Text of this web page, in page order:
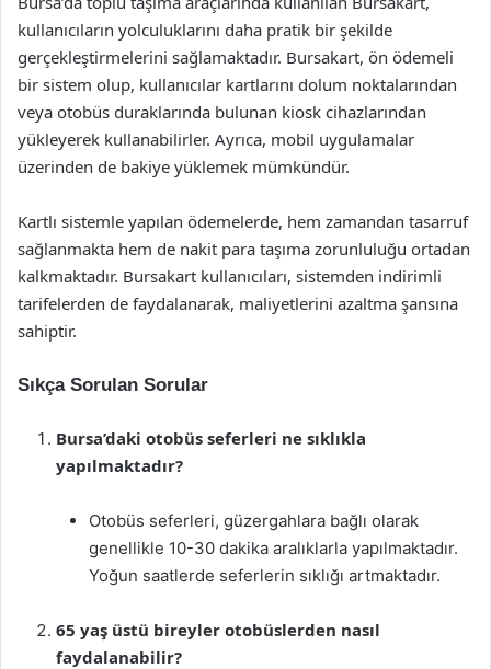
kullanıcıların yolculuklarını daha pratik bir şekilde
gerçekleştirmelerini sağlamaktadır. Bursakart, ön ödemeli
bir sistem olup, kullanıcılar kartlarını dolum noktalarından
veya otobüs duraklarında bulunan kiosk cihazlarından
yükleyerek kullanabilirler. Ayrıca, mobil uygulamalar
üzerinden de bakiye yüklemek mümkündür.
Kartlı sistemle yapılan ödemelerde, hem zamandan tasarruf
sağlanmakta hem de nakit para taşıma zorunluluğu ortadan
kalkmaktadır. Bursakart kullanıcıları, sistemden indirimli
tarifelerden de faydalanarak, maliyetlerini azaltma şansına
sahiptir.
Sıkça Sorulan Sorular
Bursa’daki otobüs seferleri ne sıklıkla
yapılmaktadır?
Otobüs seferleri, güzergahlara bağlı olarak
genellikle 10-30 dakika aralıklarla yapılmaktadır.
Yoğun saatlerde seferlerin sıklığı artmaktadır.
65 yaş üstü bireyler otobüslerden nasıl
faydalanabilir?